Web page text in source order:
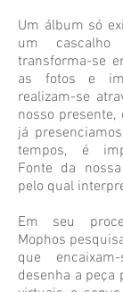
Um álbum só
um
transforma-se
as fotos e
realizam-se
nosso
já
tempos, é
Fonte da
pelo qual
Em seu
Mophos
que
desenha a peça